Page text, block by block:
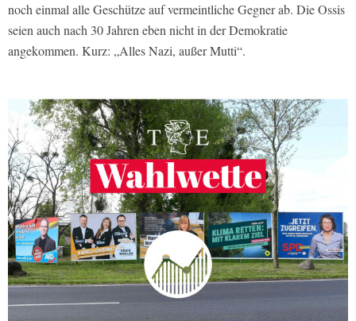
noch einmal alle Geschütze auf vermeintliche Gegner ab. Die Ossis
seien auch nach 30 Jahren eben nicht in der Demokratie
angekommen. Kurz: „Alles Nazi, außer Mutti“.